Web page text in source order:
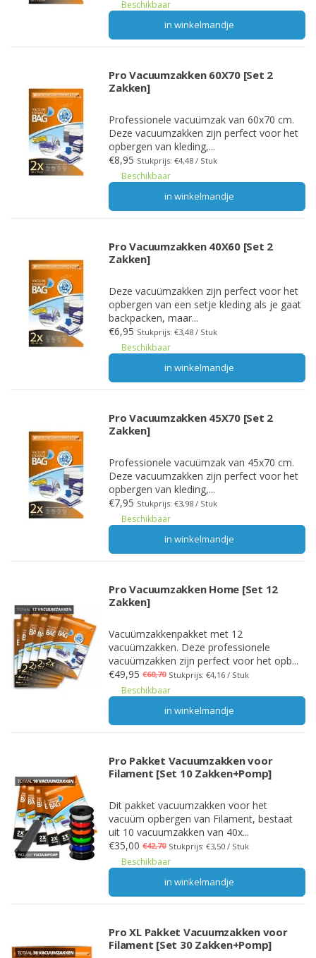
Beschikbaar
in winkelmandje
Pro Vacuumzakken 60X70 [Set 2
Zakken]
Professionele vacuümzak van 60x70 cm.
Deze vacuumzakken zijn perfect voor het
opbergen van kleding,...
€8,95 Stukprijs: €4,48 / Stuk
Beschikbaar
in winkelmandje
Pro Vacuumzakken 40X60 [Set 2
Zakken]
Deze vacuümzakken zijn perfect voor het
opbergen van een setje kleding als je gaat
backpacken, maar...
€6,95 Stukprijs: €3,48 / Stuk
Beschikbaar
in winkelmandje
Pro Vacuumzakken 45X70 [Set 2
Zakken]
Professionele vacuümzak van 45x70 cm.
Deze vacuumzakken zijn perfect voor het
opbergen van kleding,...
€7,95 Stukprijs: €3,98 / Stuk
Beschikbaar
in winkelmandje
Pro Vacuumzakken Home [Set 12
Zakken]
Vacuümzakkenpakket met 12
vacuümzakken. Deze professionele
vacuümzakken zijn perfect voor het opb...
€49,95 €60,70 Stukprijs: €4,16 / Stuk
Beschikbaar
in winkelmandje
Pro Pakket Vacuumzakken voor
Filament [Set 10 Zakken+Pomp]
Dit pakket vacuumzakken voor het
vacuüm opbergen van Filament, bestaat
uit 10 vacuumzakken van 40x...
€35,00 €42,70 Stukprijs: €3,50 / Stuk
Beschikbaar
in winkelmandje
Pro XL Pakket Vacuumzakken voor
Filament [Set 30 Zakken+Pomp]